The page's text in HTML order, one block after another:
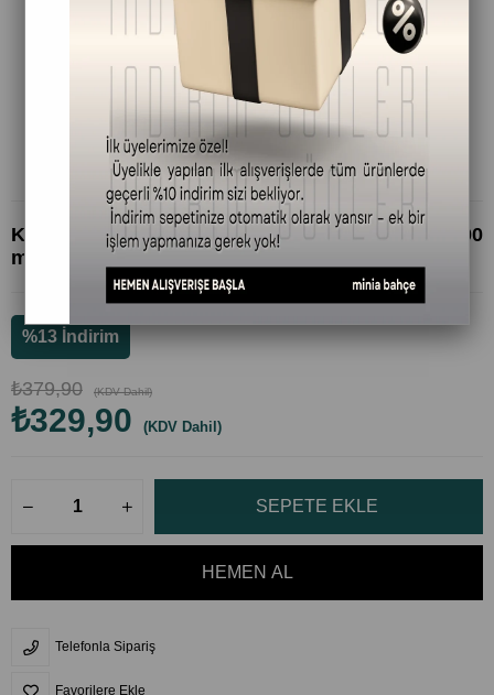
Keratin İçerikli Besleyici ve Bakım Şampuanı - 500
ml
%13 İndirim
₺379,90 (KDV Dahil)
₺329,90 (KDV Dahil)
Telefonla Sipariş
Favorilere Ekle